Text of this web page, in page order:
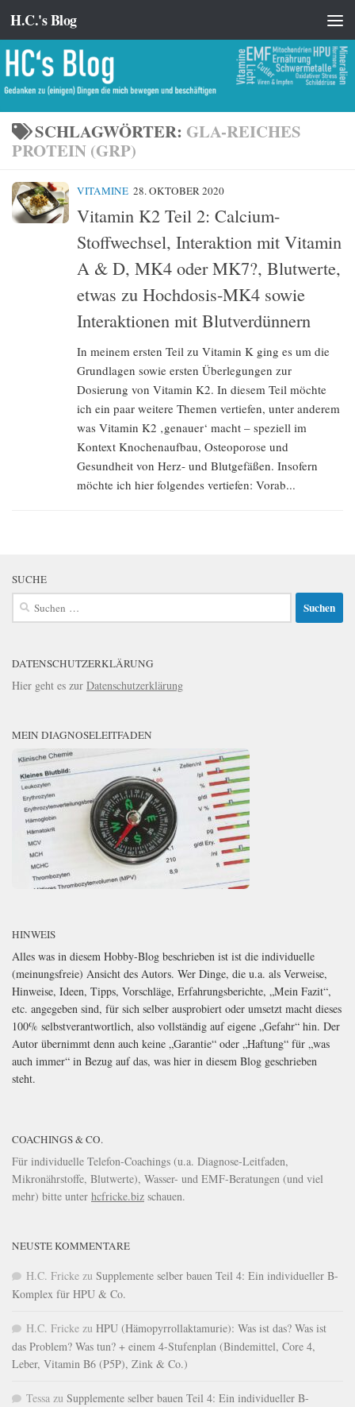
Zum Inhalt springen
H.C.'s Blog
SCHLAGWÖRTER: GLA-REICHES
PROTEIN (GRP)
VITAMINE 28. OKTOBER 2020
Vitamin K2 Teil 2: Calcium-
Stoffwechsel, Interaktion mit Vitamin
A & D, MK4 oder MK7?, Blutwerte,
etwas zu Hochdosis-MK4 sowie
Interaktionen mit Blutverdünnern
In meinem ersten Teil zu Vitamin K ging es um die
Grundlagen sowie ersten Überlegungen zur
Dosierung von Vitamin K2. In diesem Teil möchte
ich ein paar weitere Themen vertiefen, unter anderem
was Vitamin K2 ‚genauer‘ macht – speziell im
Kontext Knochenaufbau, Osteoporose und
Gesundheit von Herz- und Blutgefäßen. Insofern
möchte ich hier folgendes vertiefen: Vorab...
SUCHE
Suchen
nach:
DATENSCHUTZERKLÄRUNG
Hier geht es zur Datenschutzerklärung
MEIN DIAGNOSELEITFADEN
HINWEIS
Alles was in diesem Hobby-Blog beschrieben ist ist die individuelle
(meinungsfreie) Ansicht des Autors. Wer Dinge, die u.a. als Verweise,
Hinweise, Ideen, Tipps, Vorschläge, Erfahrungsberichte, „Mein Fazit“,
etc. angegeben sind, für sich selber ausprobiert oder umsetzt macht dieses
100% selbstverantwortlich, also vollständig auf eigene „Gefahr“ hin. Der
Autor übernimmt denn auch keine „Garantie“ oder „Haftung“ für „was
auch immer“ in Bezug auf das, was hier in diesem Blog geschrieben
steht.
COACHINGS & CO.
Für individuelle Telefon-Coachings (u.a. Diagnose-Leitfaden,
Mikronährstoffe, Blutwerte), Wasser- und EMF-Beratungen (und viel
mehr) bitte unter hcfricke.biz schauen.
NEUSTE KOMMENTARE
H.C. Fricke zu Supplemente selber bauen Teil 4: Ein individueller B-
Komplex für HPU & Co.
H.C. Fricke zu HPU (Hämopyrrollaktamurie): Was ist das? Was ist
das Problem? Was tun? + einem 4-Stufenplan (Bindemittel, Core 4,
Leber, Vitamin B6 (P5P), Zink & Co.)
Tessa zu Supplemente selber bauen Teil 4: Ein individueller B-